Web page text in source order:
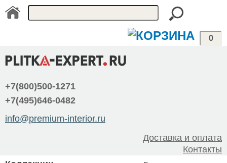
0
+7(800)500-1271
+7(495)646-0482
info@premium-interior.ru
Доставка и оплата
Контакты